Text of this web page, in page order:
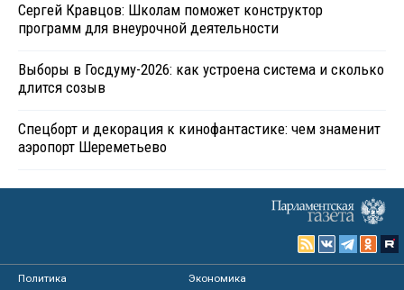
Сергей Кравцов: Школам поможет конструктор
программ для внеурочной деятельности
Выборы в Госдуму-2026: как устроена система и сколько
длится созыв
Спецборт и декорация к кинофантастике: чем знаменит
аэропорт Шереметьево
Политика
Экономика